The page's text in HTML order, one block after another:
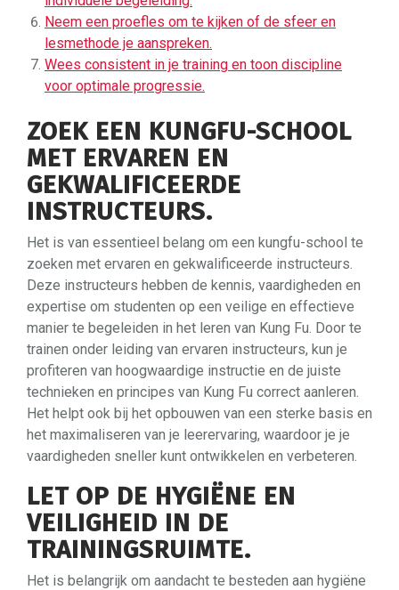
Neem een proefles om te kijken of de sfeer en
lesmethode je aanspreken.
Wees consistent in je training en toon discipline
voor optimale progressie.
ZOEK EEN KUNGFU-SCHOOL
MET ERVAREN EN
GEKWALIFICEERDE
INSTRUCTEURS.
Het is van essentieel belang om een kungfu-school te
zoeken met ervaren en gekwalificeerde instructeurs.
Deze instructeurs hebben de kennis, vaardigheden en
expertise om studenten op een veilige en effectieve
manier te begeleiden in het leren van Kung Fu. Door te
trainen onder leiding van ervaren instructeurs, kun je
profiteren van hoogwaardige instructie en de juiste
technieken en principes van Kung Fu correct aanleren.
Het helpt ook bij het opbouwen van een sterke basis en
het maximaliseren van je leerervaring, waardoor je je
vaardigheden sneller kunt ontwikkelen en verbeteren.
LET OP DE HYGIËNE EN
VEILIGHEID IN DE
TRAININGSRUIMTE.
Het is belangrijk om aandacht te besteden aan hygiëne